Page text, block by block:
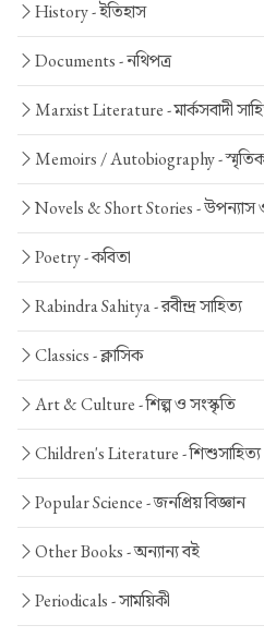
History -ইতিহাস
Documents -নথিপত্র
Marxist Literature -মার্কসবাদী
Memoirs / Autobiography -
Novels & Short Stories -উপন্যাস
Poetry -কবিতা
Rabindra Sahitya -রবীন্দ্র সাহিত্য
Classics -ক্লাসিক
Art & Culture -শিল্প ও সংস্কৃতি
Children's Literature -শিশুসাহিত্য
Popular Science -জনপ্রিয় বিজ্ঞান
Other Books -অন্যান্য বই
Periodicals -সাময়িকী